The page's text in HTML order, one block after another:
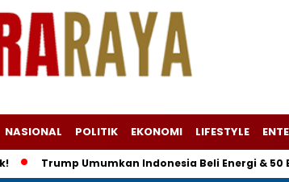
NASIONAL POLITIK EKONOMI LIFESTYLE
Trump Umumkan Indonesia Beli Energi & 50